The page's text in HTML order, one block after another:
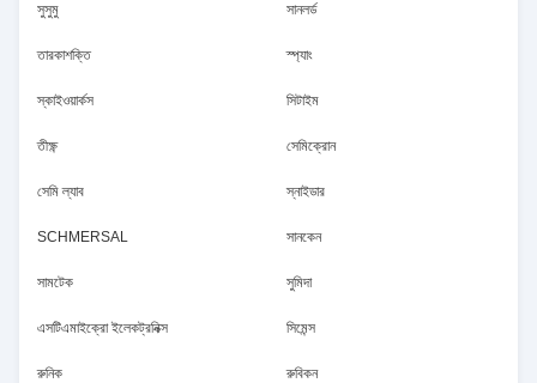
সুসুমু সানলর্ড
তারকাশক্তি স্প্যাং
স্কাইওয়ার্কস সিটাইম
তীক্ষ্ণ সেমিক্রোন
সেমি ল্যাব স্নাইডার
SCHMERSAL সানকেন
সামটেক সুমিদা
এসটিএমাইক্রো ইলেকট্রনিক্স সিমেন্স
রুনিক রুবিকন